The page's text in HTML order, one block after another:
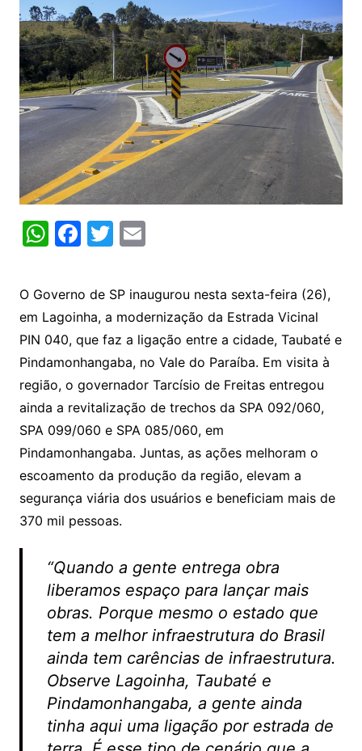
W
at
s
A
p
p
F
c
e
b
o
o
k
T
itt
er
E
ai
l
O Governo de SP inaugurou nesta sexta-feira (26),
em Lagoinha, a modernização da Estrada Vicinal
PIN 040, que faz a ligação entre a cidade, Taubaté e
Pindamonhangaba, no Vale do Paraíba. Em visita à
região, o governador Tarcísio de Freitas entregou
ainda a revitalização de trechos da SPA 092/060,
SPA 099/060 e SPA 085/060, em
Pindamonhangaba. Juntas, as ações melhoram o
escoamento da produção da região, elevam a
segurança viária dos usuários e beneficiam mais de
370 mil pessoas.
“Quando a gente entrega obra
liberamos espaço para lançar mais
obras. Porque mesmo o estado que
tem a melhor infraestrutura do Brasil
ainda tem carências de infraestrutura.
Observe Lagoinha, Taubaté e
Pindamonhangaba, a gente ainda
tinha aqui uma ligação por estrada de